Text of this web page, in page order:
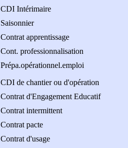
CDI Intérimaire
Saisonnier
Contrat apprentissage
Cont. professionnalisation
Prépa.opérationnel.emploi
CDI de chantier ou d'opération
Contrat d'Engagement Educatif
Contrat intermittent
Contrat pacte
Contrat d'usage